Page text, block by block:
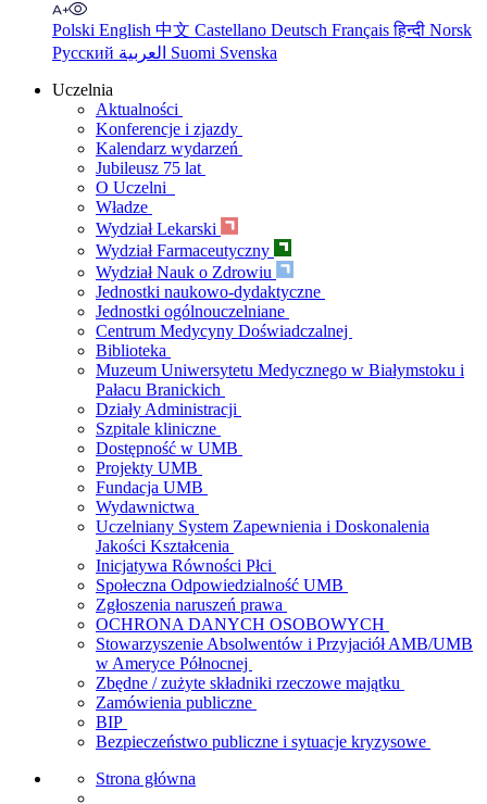
Polski English 中文 Castellano Deutsch Françaisहिन्दी Norsk
Русский
Suomi Svenska
Uczelnia
Aktualności
Konferencje i zjazdy
Kalendarz wydarzeń
Jubileusz 75 lat
O Uczelni
Władze
Wydział Lekarski
Wydział Farmaceutyczny
Wydział Nauk o Zdrowiu
Jednostki naukowo-dydaktyczne
Jednostki ogólnouczelniane
Centrum Medycyny Doświadczalnej
Biblioteka
Muzeum Uniwersytetu Medycznego w Białymstoku i
Pałacu Branickich
Działy Administracji
Szpitale kliniczne
Dostępność w UMB
Projekty UMB
Fundacja UMB
Wydawnictwa
Uczelniany System Zapewnienia i Doskonalenia
Jakości Kształcenia
Inicjatywa Równości Płci
Społeczna Odpowiedzialność UMB
Zgłoszenia naruszeń prawa
OCHRONA DANYCH OSOBOWYCH
Stowarzyszenie Absolwentów i Przyjaciół AMB/UMB
w Ameryce Północnej
Zbędne / zużyte składniki rzeczowe majątku
Zamówienia publiczne
BIP
Bezpieczeństwo publiczne i sytuacje kryzysowe
Strona główna